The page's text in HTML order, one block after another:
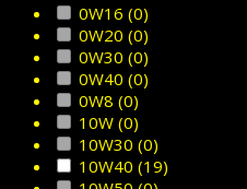
0W16 (0)
0W20 (0)
0W30 (0)
0W40 (0)
0W8 (0)
10W (0)
10W30 (0)
10W40 (19)